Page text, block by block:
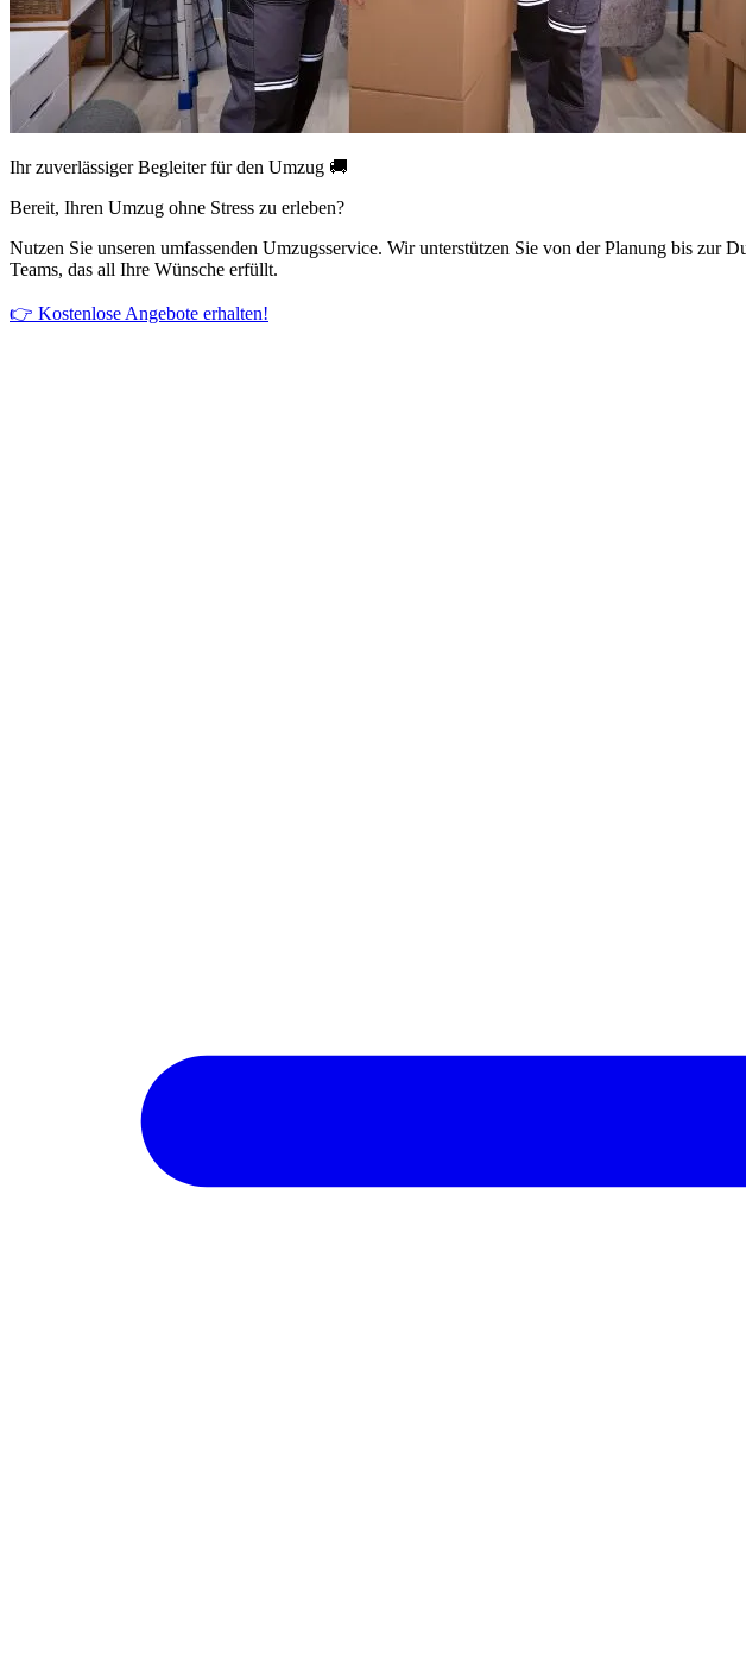
Ihr zuverlässiger Begleiter für den Umzug 🚚
Bereit, Ihren Umzug ohne Stress zu erleben?
Nutzen Sie unseren umfassenden Umzugsservice. Wir unterstützen Sie von der Planung bis
Teams, das all Ihre Wünsche erfüllt.
👉 Kostenlose Angebote erhalten!